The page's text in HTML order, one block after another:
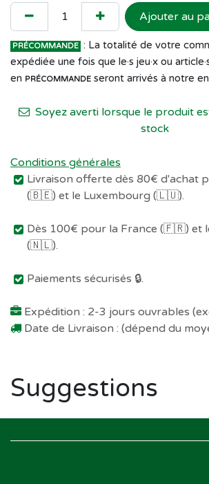
Ajouter au
PRÉCOMMANDE : La totalité de votre
expédiée une fois que le·s jeu·x ou
en PRÉCOMMANDE seront arrivés à notre
Soyez averti lorsque le produit
stock
Conditions générales
Livraison offerte dès 80€ d'achat
(🇧🇪) et le Luxembourg (🇱🇺).
Dès 100€ pour la France (🇫🇷) et
(🇳🇱).
Paiements sécurisés 🔒.
Expédition : 2-3 jours ouvrables
Date de Livraison : (dépend du
Suggestions